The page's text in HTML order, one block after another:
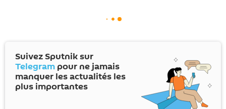
Suivez Sputnik sur
Telegram pour ne jamais
manquer les actualités les
plus importantes